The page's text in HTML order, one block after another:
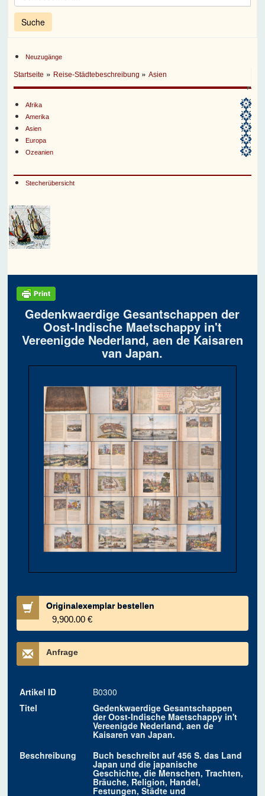
Neuzugänge
Startseite » Reise-Städtebeschreibung »Asien
Afrika
Amerika
Asien
Europa
Ozeanien
Stecherübersicht
Gedenkwaerdige Gesantschappen der
Oost-Indische Maetschappy in't
Vereenigde Nederland, aen de Kaisaren
van Japan.
Originalexemplar bestellen
9,900.00 €
Anfrage
Artikel ID
B0300
Titel
Gedenkwaerdige Gesantschappen
der Oost-Indische Maetschappy in't
Vereenigde Nederland, aen de
Kaisaren van Japan.
Beschreibung
Buch beschreibt auf 456 S. das Land
Japan und die japanische
Geschichte, die Menschen, Trachten,
Bräuche, Religion, Handel,
Festungen, Städte und